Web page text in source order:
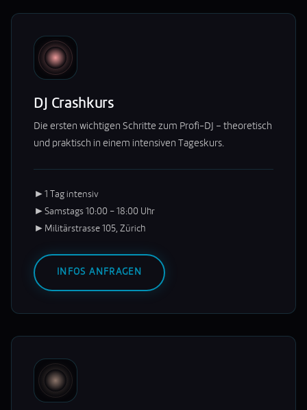
DJ Crashkurs
Die ersten wichtigen Schritte zum Profi-DJ – theoretisch
und praktisch in einem intensiven Tageskurs.
► 1 Tag intensiv
► Samstags 10:00 – 18:00 Uhr
► Militärstrasse 105, Zürich
INFOS ANFRAGEN